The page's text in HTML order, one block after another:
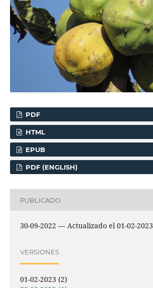
PDF
HTML
EPUB
PDF (ENGLISH)
PUBLICADO
30-09-2022 — Actualizado el 01-02-2023
VERSIONES
01-02-2023 (2)